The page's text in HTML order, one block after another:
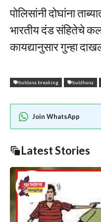
पोलिसांनी दोघांना
भारतीय दंड संहितेचे
कायद्यानुसार गुन्हा
buldana breaking buldhana
Join WhatsApp
Latest Stories